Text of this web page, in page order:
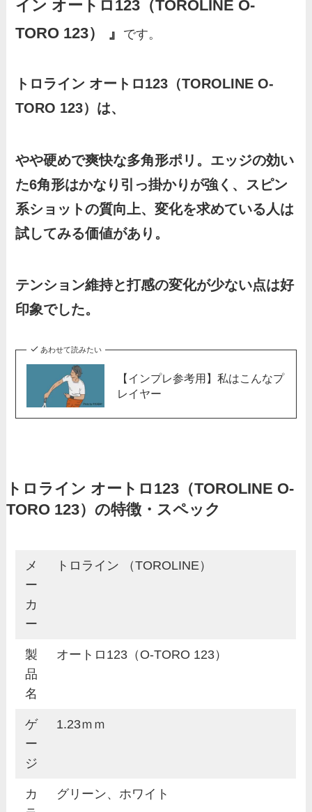
イン オートロ123（TOROLINE O-
TORO 123）
』 です。
トロライン オートロ123（TOROLINE O-
TORO 123）は、
やや硬めで爽快な多角形ポリ。エッジの効い
た6角形はかなり引っ掛かりが強く、スピン
系ショットの質向上、変化を求めている人は
試してみる価値があり。
テンション維持と打感の変化が少ない点は好
印象でした。
あわせて読みたい
【インプレ参考用】私はこんなプ
レイヤー
トロライン オートロ123（TOROLINE O-
TORO 123）の特徴・スペック
メ
ー
カ
ー
トロライン （TOROLINE）
製
品
名
オートロ123（O-TORO 123）
ゲ
ー
ジ
1.23ｍｍ
カ
グリーン、ホワイト